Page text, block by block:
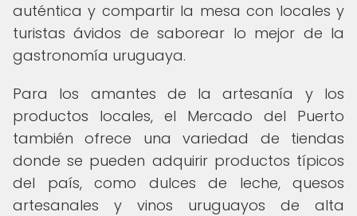
auténtica y compartir la mesa con locales y
turistas ávidos de saborear lo mejor de la
gastronomía uruguaya.
Para los amantes de la artesanía y los
productos locales, el Mercado del Puerto
también ofrece una variedad de tiendas
donde se pueden adquirir productos típicos
del país, como dulces de leche, quesos
artesanales y vinos uruguayos de alta